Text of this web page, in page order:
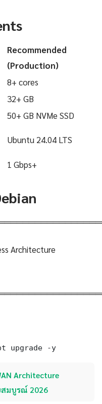
Recommended
(Production)
8+ cores
32+ GB
50+ GB NVMe SSD
Ubuntu 24.04 LTS
1 Gbps+
Architecture
upgrade -y
Architecture
มบูรณ์ 2026